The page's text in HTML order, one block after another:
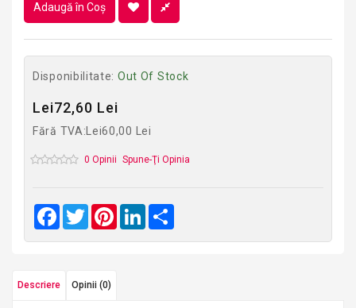
Adaugă în Coş
Disponibilitate: Out Of Stock
Lei72,60 Lei
Fără TVA:Lei60,00 Lei
0 Opinii Spune-Ţi Opinia
Facebook
TwitterPinterestLinkedIn
Descriere Opinii (0)